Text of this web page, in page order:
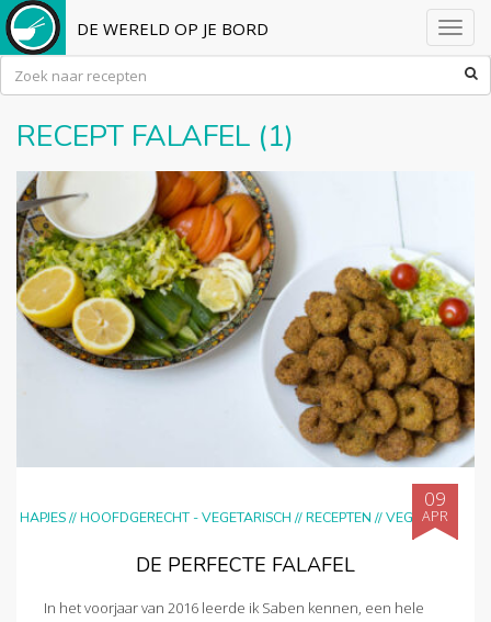
DE WERELD OP JE BORD
RECEPT FALAFEL (1)
HAPJES//HOOFDGERECHT - VEGETARISCH //RECEPTEN //VEGAN
09
APR
DE PERFECTE FALAFEL
In het voorjaar van 2016 leerde ik Saben kennen, een hele